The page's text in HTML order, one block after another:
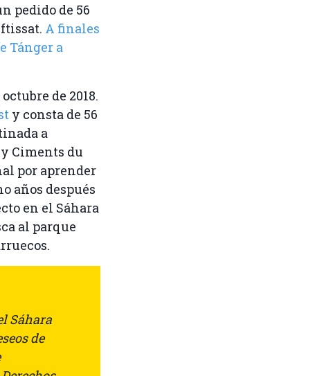
pedido de 56
A finales
Tánger a
de 2018.
y consta de 56
a
Ciments du
por aprender
años después
en el Sáhara
al parque
Sáhara
de